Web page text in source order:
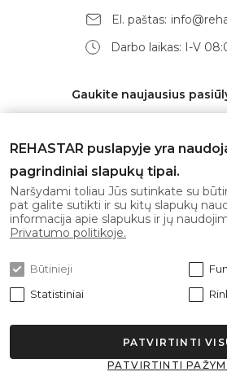
El. paštas:
Darbo laikas: I-V
Gaukite naujausius
Prenumeruoti
Sutinku su
© 2026 Rehastar Visos
Sprendimas:
REHASTAR puslapyje yra
pagrindiniai slapukų tipai.
Naršydami toliau Jūs sutinkate su
pat galite sutikti ir su kitų slapukų
informacija apie slapukus ir jų
Privatumo politikoje.
Būtinieji
Statistiniai
PATVIRTINTI
PATVIRTINTI